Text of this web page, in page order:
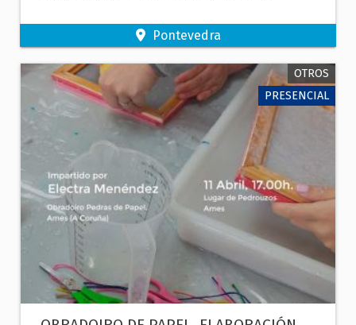
Pontevedra
OTROS
PRESENCIAL